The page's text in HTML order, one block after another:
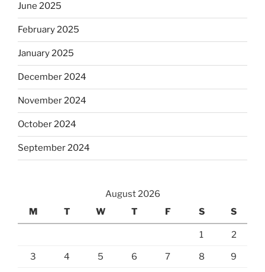
June 2025
February 2025
January 2025
December 2024
November 2024
October 2024
September 2024
August 2026
M
T W T F S S
1 2
3 4 5 6 7 8 9